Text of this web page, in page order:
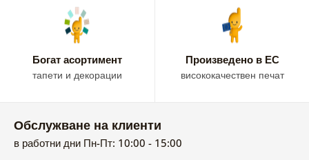
Богат асортимент
тапети и декорации
Произведено в ЕС
висококачествен печат
Обслужване на клиенти
в работни дни Пн-Пт: 10:00 - 15:00